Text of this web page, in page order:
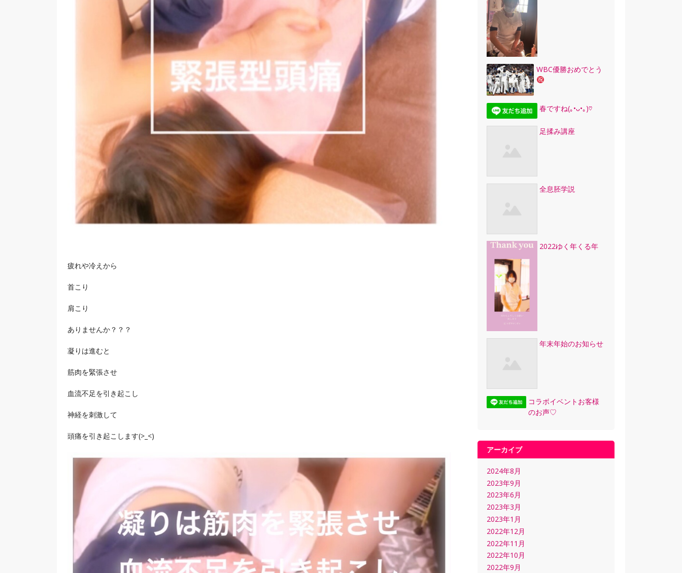
疲れや冷えから
首こり
肩こり
ありませんか？？？
凝りは進むと
筋肉を緊張させ
血流不足を引き起こし
神経を刺激して
頭痛を引き起こします(>_<)
WBC優勝おめでとう
春ですね(｡•ᴗ•｡)♡
足揉み講座
全息胚学説
2022ゆく年くる年
年末年始のお知らせ
コラボイベントお客様
のお声♡
アーカイブ
2024年8月
2023年9月
2023年6月
2023年3月
2023年1月
2022年12月
2022年11月
2022年10月
2022年9月